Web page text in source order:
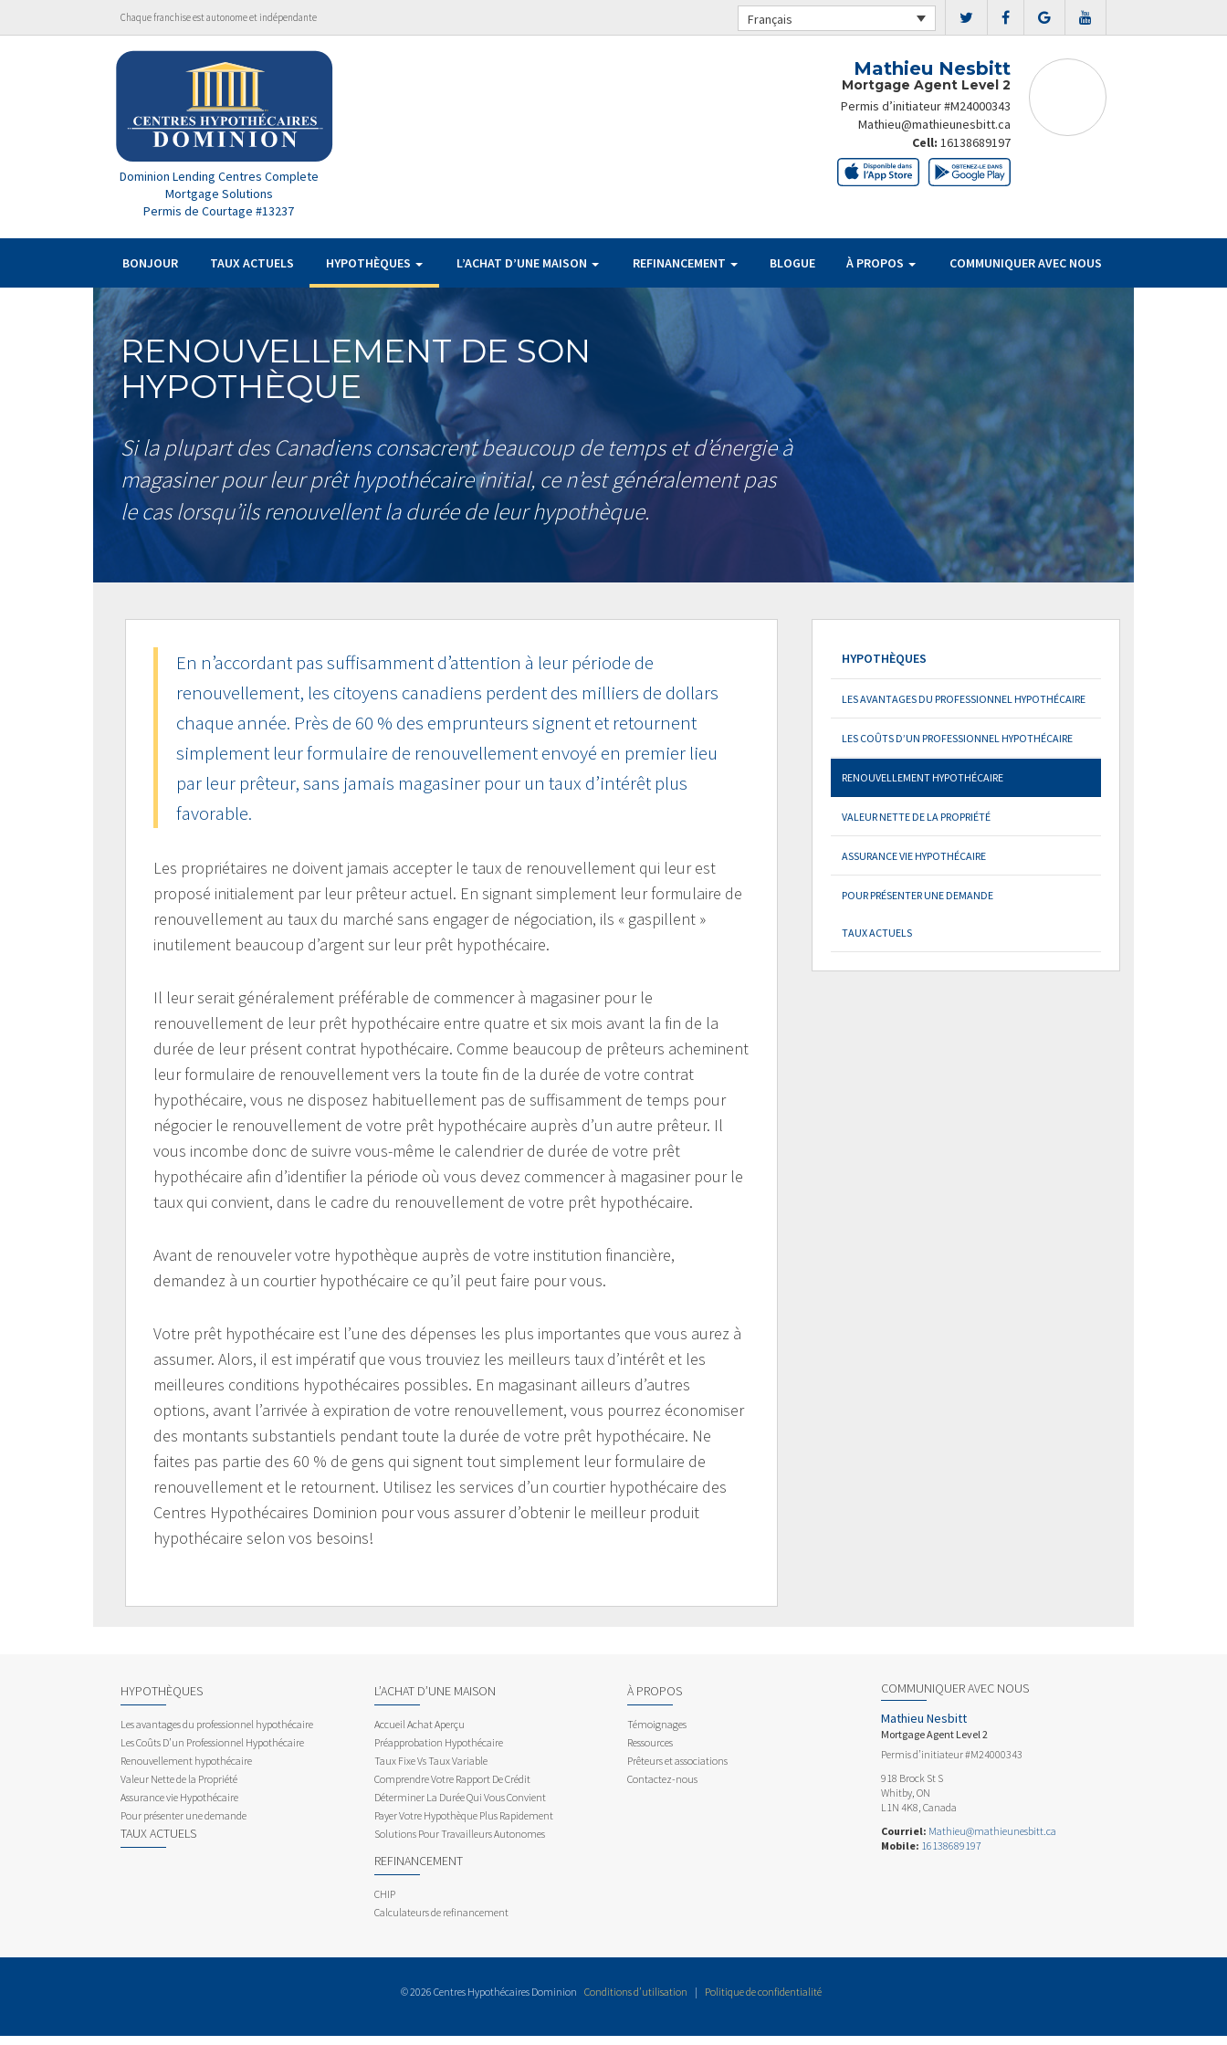
Chaque franchise est autonome et indépendante Français
Dominion Lending Centres Complete
Mortgage Solutions
Permis de Courtage #13237
Mathieu Nesbitt
Mortgage Agent Level 2
Permis d’initiateur #M24000343
Mathieu@mathieunesbitt.ca
Cell: 16138689197
BONJOUR TAUX ACTUELS HYPOTHÈQUES L’ACHAT D’UNE MAISON REFINANCEMENT BLOGUE À PROPOS COMMUNIQUER AVEC NOUS
RENOUVELLEMENT DE SON
HYPOTHÈQUE
Si la plupart des Canadiens consacrent beaucoup de temps et d’énergie à
magasiner pour leur prêt hypothécaire initial, ce n’est généralement pas
le cas lorsqu’ils renouvellent la durée de leur hypothèque.
En n’accordant pas suffisamment d’attention à leur période de
renouvellement, les citoyens canadiens perdent des milliers de dollars
chaque année. Près de 60 % des emprunteurs signent et retournent
simplement leur formulaire de renouvellement envoyé en premier lieu
par leur prêteur, sans jamais magasiner pour un taux d’intérêt plus
favorable.
Les propriétaires ne doivent jamais accepter le taux de renouvellement qui leur est
proposé initialement par leur prêteur actuel. En signant simplement leur formulaire de
renouvellement au taux du marché sans engager de négociation, ils « gaspillent »
inutilement beaucoup d’argent sur leur prêt hypothécaire.
Il leur serait généralement préférable de commencer à magasiner pour le
renouvellement de leur prêt hypothécaire entre quatre et six mois avant la fin de la
durée de leur présent contrat hypothécaire. Comme beaucoup de prêteurs acheminent
leur formulaire de renouvellement vers la toute fin de la durée de votre contrat
hypothécaire, vous ne disposez habituellement pas de suffisamment de temps pour
négocier le renouvellement de votre prêt hypothécaire auprès d’un autre prêteur. Il
vous incombe donc de suivre vous-même le calendrier de durée de votre prêt
hypothécaire afin d’identifier la période où vous devez commencer à magasiner pour le
taux qui convient, dans le cadre du renouvellement de votre prêt hypothécaire.
Avant de renouveler votre hypothèque auprès de votre institution financière,
demandez à un courtier hypothécaire ce qu’il peut faire pour vous.
Votre prêt hypothécaire est l’une des dépenses les plus importantes que vous aurez à
assumer. Alors, il est impératif que vous trouviez les meilleurs taux d’intérêt et les
meilleures conditions hypothécaires possibles. En magasinant ailleurs d’autres
options, avant l’arrivée à expiration de votre renouvellement, vous pourrez économiser
des montants substantiels pendant toute la durée de votre prêt hypothécaire. Ne
faites pas partie des 60 % de gens qui signent tout simplement leur formulaire de
renouvellement et le retournent. Utilisez les services d’un courtier hypothécaire des
Centres Hypothécaires Dominion pour vous assurer d’obtenir le meilleur produit
hypothécaire selon vos besoins!
HYPOTHÈQUES
LES AVANTAGES DU PROFESSIONNEL HYPOTHÉCAIRE
LES COÛTS D’UN PROFESSIONNEL HYPOTHÉCAIRE
RENOUVELLEMENT HYPOTHÉCAIRE
VALEUR NETTE DE LA PROPRIÉTÉ
ASSURANCE VIE HYPOTHÉCAIRE
POUR PRÉSENTER UNE DEMANDE
TAUX ACTUELS
HYPOTHÈQUES
Les avantages du professionnel hypothécaire
Les Coûts D’un Professionnel Hypothécaire
Renouvellement hypothécaire
Valeur Nette de la Propriété
Assurance vie Hypothécaire
Pour présenter une demande
TAUX ACTUELS
L’ACHAT D’UNE MAISON
Accueil Achat Aperçu
Préapprobation Hypothécaire
Taux Fixe Vs Taux Variable
Comprendre Votre Rapport De Crédit
Déterminer La Durée Qui Vous Convient
Payer Votre Hypothèque Plus Rapidement
Solutions Pour Travailleurs Autonomes
REFINANCEMENT
CHIP
Calculateurs de refinancement
À PROPOS
Témoignages
Ressources
Prêteurs et associations
Contactez-nous
COMMUNIQUER AVEC NOUS
Mathieu Nesbitt
Mortgage Agent Level 2
Permis d’initiateur #M24000343
918 Brock St S
Whitby, ON
L1N 4K8, Canada
Courriel: Mathieu@mathieunesbitt.ca
Mobile: 16138689197
© 2026 Centres Hypothécaires Dominion Conditions d’utilisation | Politique de confidentialité